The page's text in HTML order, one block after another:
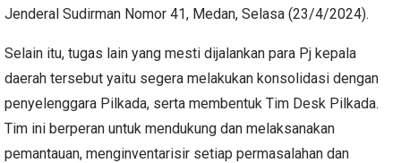
Jenderal Sudirman Nomor 41, Medan, Selasa (23/4/2024).
Selain itu, tugas lain yang mesti dijalankan para Pj kepala
daerah tersebut yaitu segera melakukan konsolidasi dengan
penyelenggara Pilkada, serta membentuk Tim Desk Pilkada.
Tim ini berperan untuk mendukung dan melaksanakan
pemantauan, menginventarisir setiap permasalahan dan